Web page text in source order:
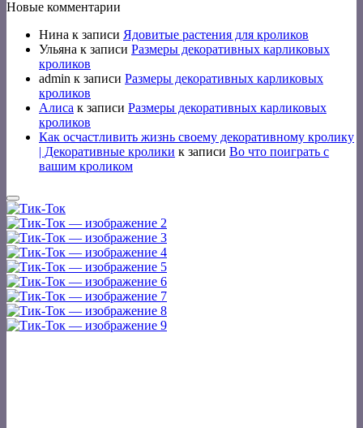
Новые комментарии
Нина к записи Ядовитые растения для кроликов
Ульяна к записи Размеры декоративных карликовых
кроликов
admin к записи Размеры декоративных карликовых
кроликов
Алиса к записи Размеры декоративных карликовых
кроликов
Как осчастливить жизнь своему декоративному кролику
| Декоративные кролики к записи Во что поиграть с
вашим кроликом